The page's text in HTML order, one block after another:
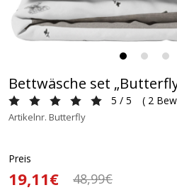
Bettwäsche set
5 / 5 ( 2
Artikelnr. Butterfly
Preis
19,11€ 48,99€